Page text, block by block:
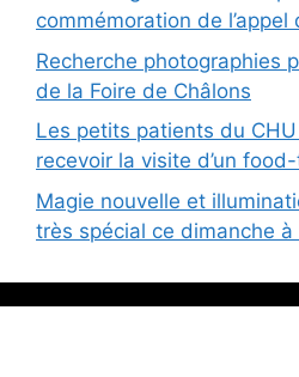
commémoration de l’appel
Recherche photographies
de la Foire de Châlons
Les petits patients du
recevoir la visite d’un
Magie nouvelle et
très spécial ce dimanche à